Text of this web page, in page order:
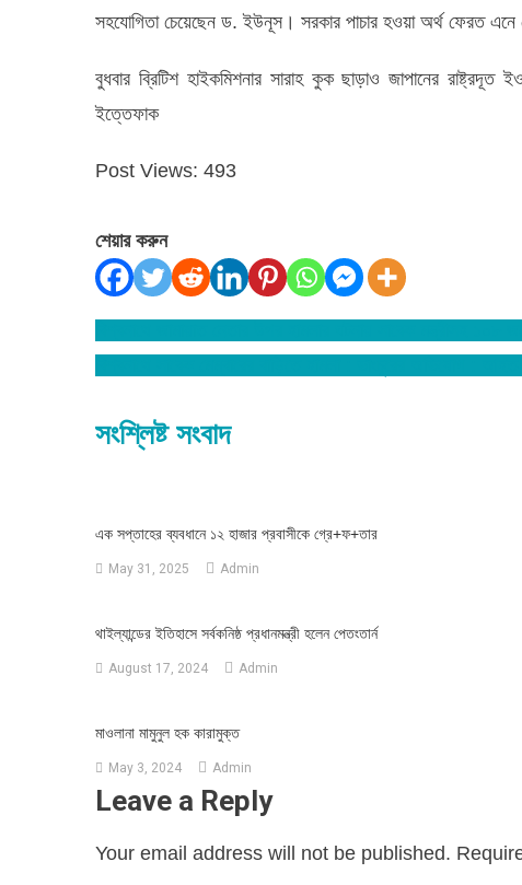
সহযোগিতা চেয়েছেন ড. ইউনূস। সরকার পাচার হওয়া অর্থ ফেরত এনে
বুধবার ব্রিটিশ হাইকমিশনার সারাহ কুক ছাড়াও জাপানের রাষ্ট্রদূত
ইত্তেফাক
Post Views: 493
শেয়ার করুন
Post
সংশ্লিষ্ট সংবাদ
এক সপ্তাহের ব্যবধানে ১২ হাজার প্রবাসীকে গ্রে+ফ+তার
May 31, 2025 Admin
থাইল্যান্ডের ইতিহাসে সর্বকনিষ্ঠ প্রধানমন্ত্রী হলেন পেতংতার্ন
August 17, 2024 Admin
মাওলানা মামুনুল হক কারামুক্ত
May 3, 2024 Admin
Leave a Reply
Your email address will not be published.